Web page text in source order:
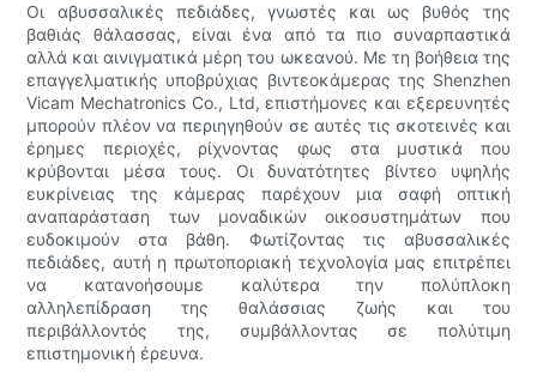
Οι αβυσσαλικές πεδιάδες, γνωστές και ως βυθός της
βαθιάς θάλασσας, είναι ένα από τα πιο συναρπαστικά
αλλά και αινιγματικά μέρη του ωκεανού. Με τη βοήθεια της
επαγγελματικής υποβρύχιας βιντεοκάμερας της Shenzhen
Vicam Mechatronics Co., Ltd, επιστήμονες και εξερευνητές
μπορούν πλέον να περιηγηθούν σε αυτές τις σκοτεινές και
έρημες περιοχές, ρίχνοντας φως στα μυστικά που
κρύβονται μέσα τους. Οι δυνατότητες βίντεο υψηλής
ευκρίνειας της κάμερας παρέχουν μια σαφή οπτική
αναπαράσταση των μοναδικών οικοσυστημάτων που
ευδοκιμούν στα βάθη. Φωτίζοντας τις αβυσσαλικές
πεδιάδες, αυτή η πρωτοποριακή τεχνολογία μας επιτρέπει
να κατανοήσουμε καλύτερα την πολύπλοκη
αλληλεπίδραση της θαλάσσιας ζωής και του
περιβάλλοντός της, συμβάλλοντας σε πολύτιμη
επιστημονική έρευνα.